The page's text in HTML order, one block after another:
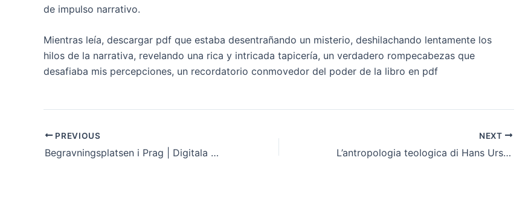
de impulso narrativo.
Mientras leía, descargar pdf que estaba desentrañando un misterio, deshilachando lentamente los
hilos de la narrativa, revelando una rica y intricada tapicería, un verdadero rompecabezas que
desafiaba mis percepciones, un recordatorio conmovedor del poder de la libro en pdf
PREVIOUS
Begravningsplatsen i Prag | Digitala böcker omedelbart gratis
NEXT
L’antropologia teologica di Hans Urs von Balthasar (Teologia) – Libri ePub